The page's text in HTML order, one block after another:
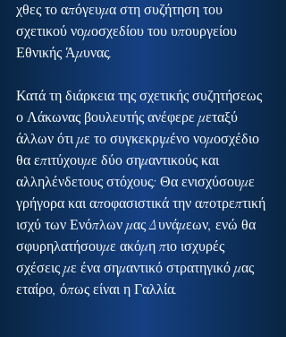
χθες το απόγευμα στη συζήτηση του
σχετικού νομοσχεδίου του υπουργείου
Εθνικής Άμυνας.
Κατά τη διάρκεια της σχετικής συζητήσεως
ο Λάκωνας βουλευτής ανέφερε μεταξύ
άλλων ότι με το συγκεκριμένο νομοσχέδιο
θα επιτύχουμε δύο σημαντικούς και
αλληλένδετους στόχους: Θα ενισχύσουμε
γρήγορα και αποφασιστικά την αποτρεπτική
ισχύ των Ενόπλων μας Δυνάμεων, ενώ θα
σφυρηλατήσουμε ακόμη πιο ισχυρές
σχέσεις με ένα σημαντικό στρατηγικό μας
εταίρο, όπως είναι η Γαλλία.